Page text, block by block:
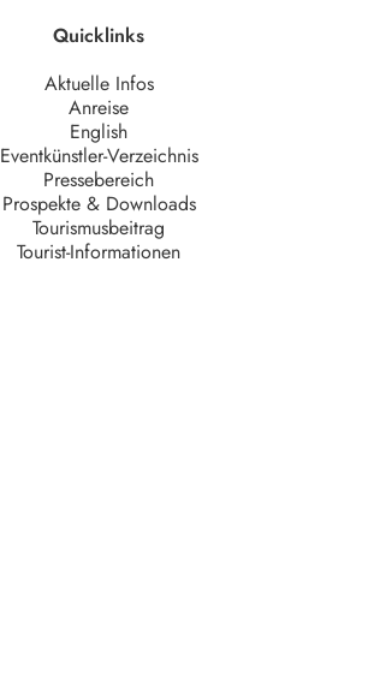
Quicklinks
Aktuelle Infos
Anreise
English
Eventkünstler-Verzeichnis
Pressebereich
Prospekte & Downloads
Tourismusbeitrag
Tourist-Informationen